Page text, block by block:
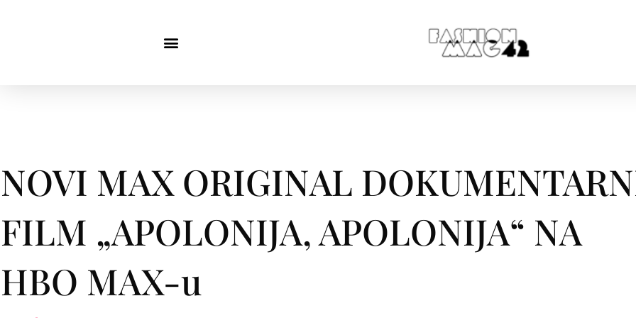
NOVI MAX ORIGINAL
FILM „APOLONIJA, APOLONIJA“ NA
HBO MAX-u